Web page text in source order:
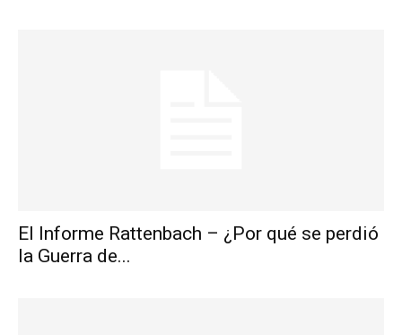
El Informe Rattenbach – ¿Por qué se perdió
la Guerra de...